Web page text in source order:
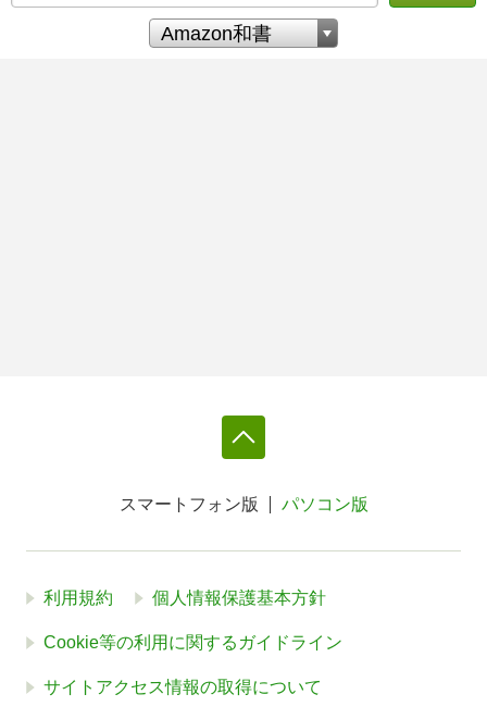
スマートフォン版 パソコン版
利用規約 個人情報保護基本方針
Cookie等の利用に関するガイドライン
サイトアクセス情報の取得について